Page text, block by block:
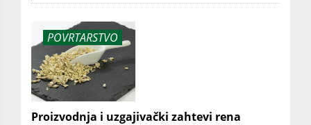
POVRTARSTVO
Proizvodnja i uzgajivački zahtevi rena